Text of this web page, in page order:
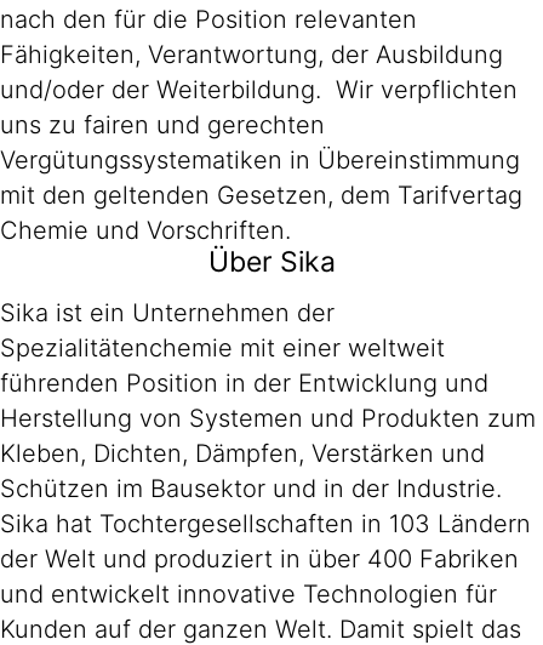
nach den für die Position relevanten
Fähigkeiten, Verantwortung, der Ausbildung
und/oder der Weiterbildung. Wir verpflichten
uns zu fairen und gerechten
Vergütungssystematiken in Übereinstimmung
mit den geltenden Gesetzen, dem Tarifvertag
Chemie und Vorschriften.
Über Sika
Sika ist ein Unternehmen der
Spezialitätenchemie mit einer weltweit
führenden Position in der Entwicklung und
Herstellung von Systemen und Produkten zum
Kleben, Dichten, Dämpfen, Verstärken und
Schützen im Bausektor und in der Industrie.
Sika hat Tochtergesellschaften in 103 Ländern
der Welt und produziert in über 400 Fabriken
und entwickelt innovative Technologien für
Kunden auf der ganzen Welt. Damit spielt das